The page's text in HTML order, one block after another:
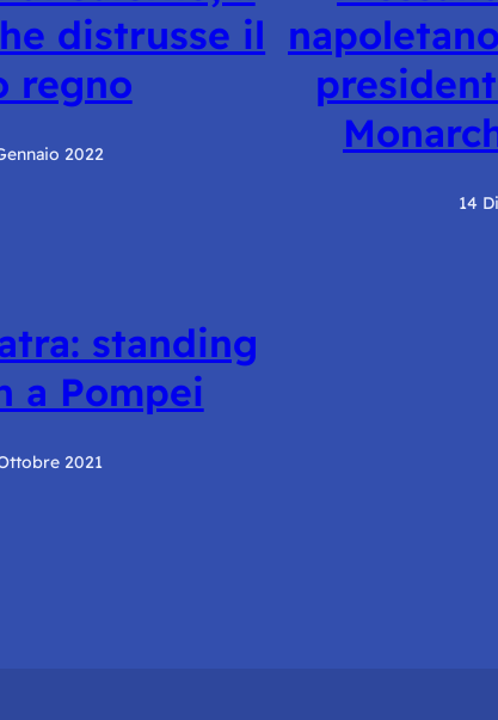
distrusse il
regno
2022
14
standing
a Pompei
2021